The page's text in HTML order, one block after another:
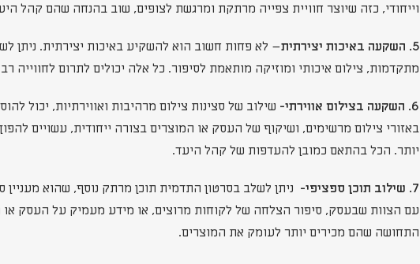
וייחודי, כזה שיוצר חוויית צפייה מרתקת ומרגשת לצופים, שוב בהנחה שהם קהל
5. השקעה באיכות יצירתית
– לא פחות חשוב הוא להשקיע באיכות יצירתית. ניתן
מתקדמות, צילום איכותי ומוזיקה מותאמת לסיפור. כל אלה יכולים לתרום לחווייה
6. השקעה בצילום אווירתי-
שילוב של סצינות צילום מרהיבות ואווירתיות, יכול
באזורי צילום מרשימים, ושיקוף של העסק או המוצרים בצורה ייחודית, עשויים
יותר. הכל בהתאם כמובן להעדפות של קהל היעד.
7. שילוב תוכן ספציפי-
ניתן לשלב בסרטון התדמית תוכן מרתק נוסף, שהוא מעניין
עם הצוות שבעסק, סיפור הצלחה של לקוחות מרוצים, או מידע מעמיק על העסק או
התחושה שהם מכירים יותר לעומק את המוצרים.